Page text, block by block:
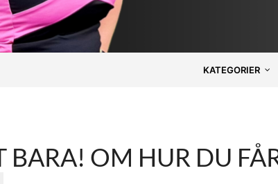
KATEGORIER
BARA! OM HUR DU